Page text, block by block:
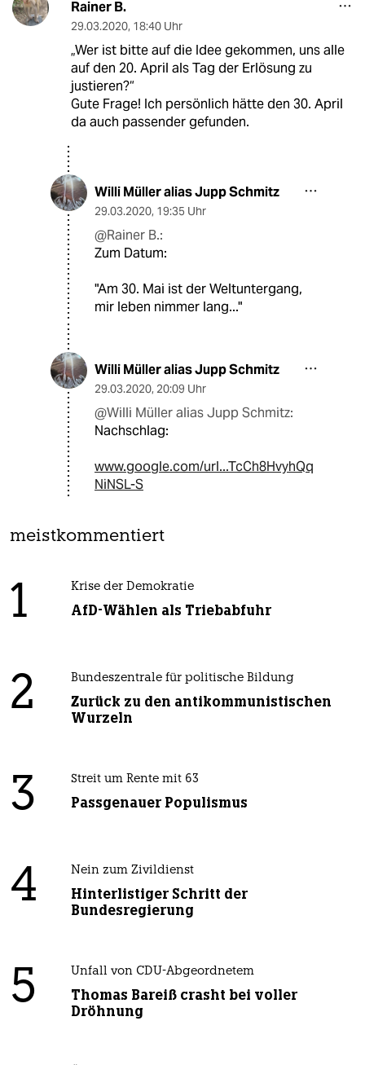
Rainer B.
29.03.2020, 18:40 Uhr
„Wer ist bitte auf die Idee gekommen, uns alle
auf den 20. April als Tag der Erlösung zu
justieren?“
Gute Frage! Ich persönlich hätte den 30. April
da auch passender gefunden.
Willi Müller alias Jupp Schmitz
29.03.2020, 19:35 Uhr
@Rainer B.:
Zum Datum:
"Am 30. Mai ist der Weltuntergang,
mir leben nimmer lang..."
Willi Müller alias Jupp Schmitz
29.03.2020, 20:09 Uhr
@Willi Müller alias Jupp Schmitz:
Nachschlag:
www.google.com/url...TcCh8HvyhQq
NiNSL-S
meistkommentiert
1 Krise der Demokratie
AfD-Wählen als Triebabfuhr
2 Bundeszentrale für politische Bildung
Zurück zu den antikommunistischen
Wurzeln
3 Streit um Rente mit 63
Passgenauer Populismus
4 Nein zum Zivildienst
Hinterlistiger Schritt der
Bundesregierung
5 Unfall von CDU-Abgeordnetem
Thomas Bareiß crasht bei voller
Dröhnung